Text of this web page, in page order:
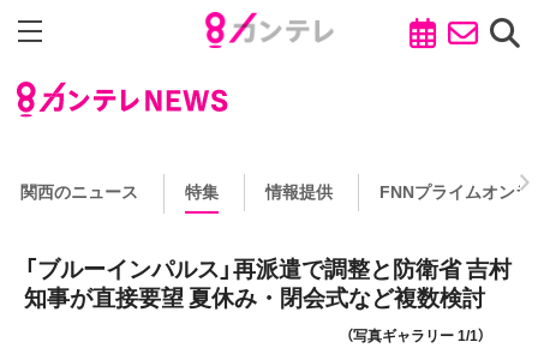
関西のニュース 特集 情報提供 FNNプライムオンラ
「ブルーインパルス」再派遣で調整と防衛省 吉村
知事が直接要望 夏休み・閉会式など複数検討
（写真ギャラリー 1/1）